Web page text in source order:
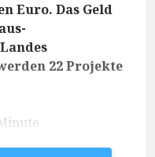
Euro. Das Geld
22 Projekte